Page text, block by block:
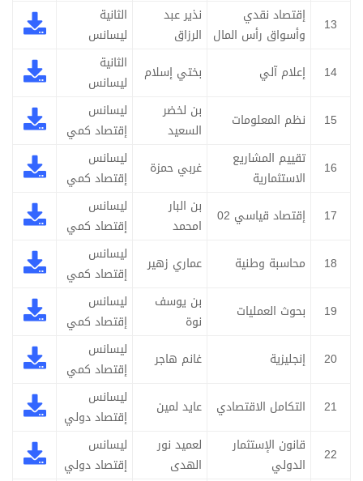
13
إقتصاد نقدي
وأسواق رأس المال
نذير عبد
الرزاق
الثانية
ليسانس
14
إعلام آلي بختي إسلام
الثانية
ليسانس
15
نظم المعلومات
بن لخضر
السعيد
ليسانس
إقتصاد كمي
16
تقييم المشاريع
الاستثمارية
غربي حمزة
ليسانس
إقتصاد كمي
17
إقتصاد قياسي 02
بن البار
امحمد
ليسانس
إقتصاد كمي
18
محاسبة وطنية عماري زهير
ليسانس
إقتصاد كمي
19
بحوث العمليات
بن يوسف
نوة
ليسانس
إقتصاد كمي
20
إنجليزية غانم هاجر
ليسانس
إقتصاد كمي
21
التكامل الاقتصادي عايد لمين
ليسانس
إقتصاد دولي
22
قانون الإستثمار
الدولي
لعميد نور
الهدى
ليسانس
إقتصاد دولي